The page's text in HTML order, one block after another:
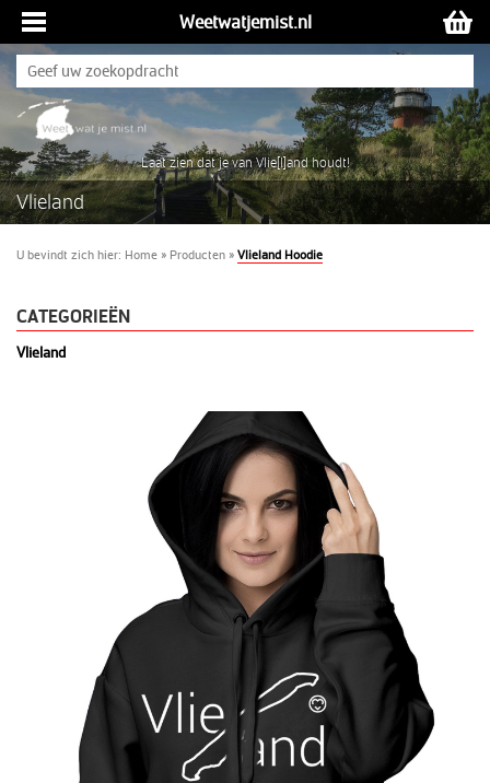
Weetwatjemist.nl
Laat zien dat je van Vlie[l]and houdt!
Vlieland
U bevindt zich hier: Home » Producten » Vlieland Hoodie
CATEGORIEËN
Vlieland